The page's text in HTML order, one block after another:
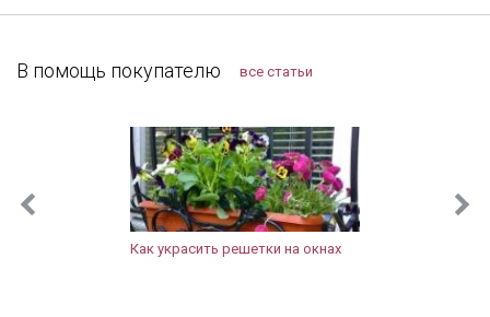
теперь нет ни холода, ни шума из подъезда.
Компанию я рекомендую, тут можно найти
В помощь покупателю все статьи
Как украсить решетки на окнах